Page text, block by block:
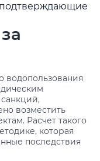
водопользования
возместить
Расчет такого
которая
последствия